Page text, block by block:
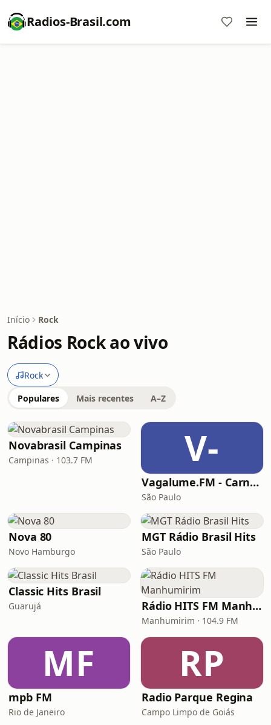
Radios-Brasil.com
Início Rock
Rádios Rock ao vivo
Rock
Populares Mais recentes A–Z
Novabrasil Campinas
Campinas · 103.7 FM V-
Vagalume.FM - Carnaval 2020 - Skol Beats
São Paulo
Nova 80
Novo Hamburgo
MGT Rádio Brasil Hits
São Paulo
Classic Hits Brasil
Guarujá Rádio HITS FM Manhumirim
Manhumirim · 104.9 FM
MF
mpb FM
Rio de Janeiro
RP
Radio Parque Regina
Campo Limpo de Goiás